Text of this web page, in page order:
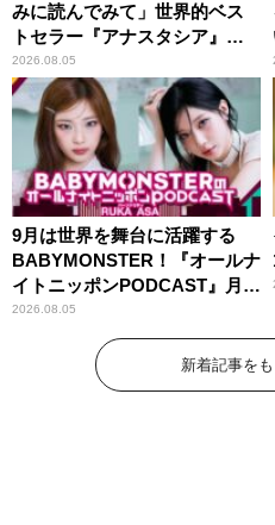
みに読んでみて」世界的ベス
トセラー『アナスタシア』を
紹介
2026.08.05
9月は世界を舞台に活躍する
BABYMONSTER！『オールナ
イトニッポンPODCAST』月替
わりパーソナリティ
2026.08.05
新着記事を